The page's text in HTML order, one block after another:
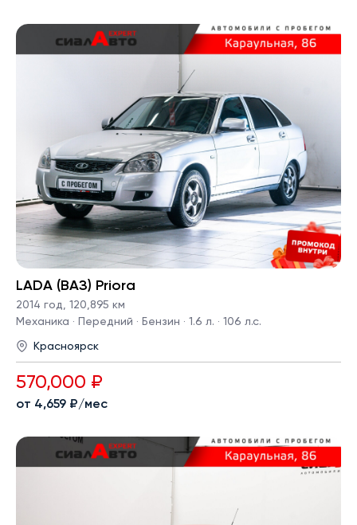
LADA (ВАЗ) Priora
2014 год
120,895 км
Механика · Передний · Бензин · 1.6 л. · 106 л.с.
Красноярск
570,000 ₽
от 4,659 ₽/мес